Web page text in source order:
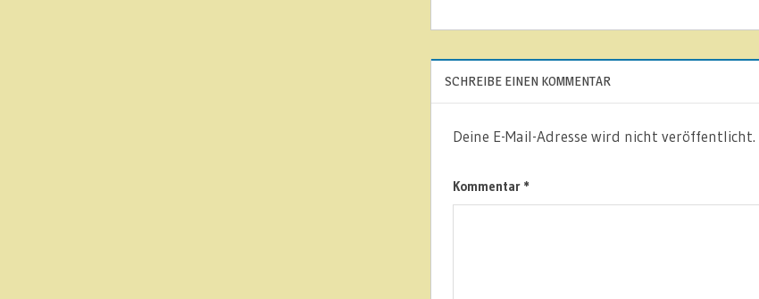
SCHREIBE EINEN KOMMENTAR
Deine E-Mail-Adresse wird nicht veröffentlicht.
Kommentar *